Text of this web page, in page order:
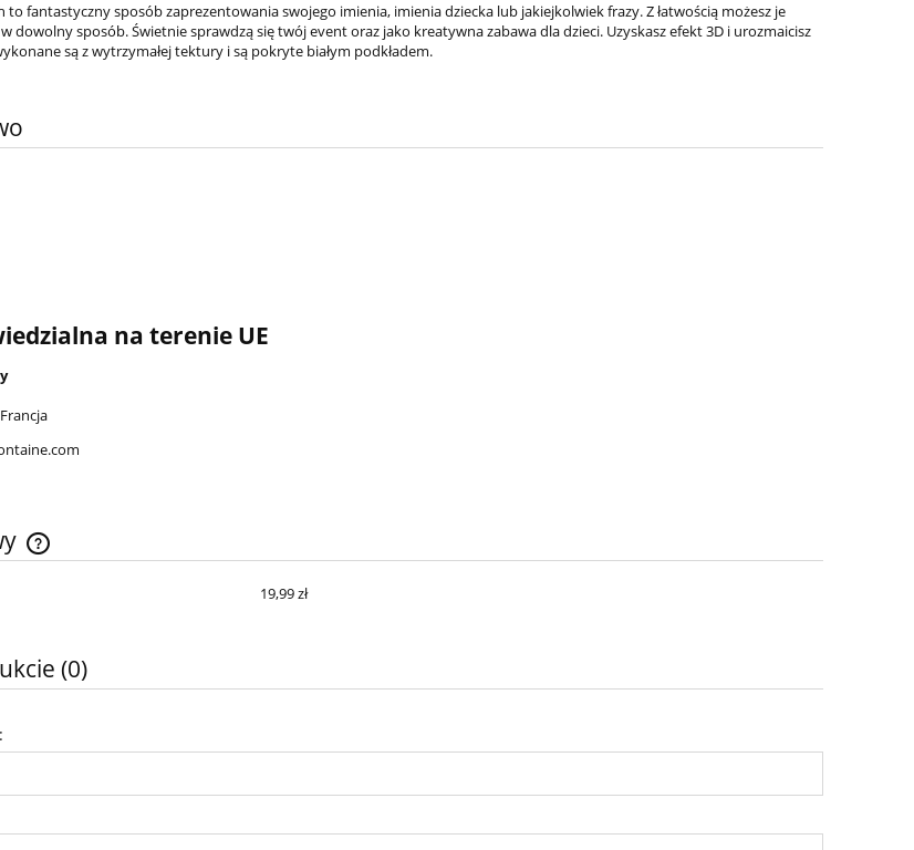
to fantastyczny sposób zaprezentowania swojego imienia, imienia dziecka lub jakiejkolwiek frazy. Z łatwością możesz je
dowolny sposób. Świetnie sprawdzą się twój event oraz jako kreatywna zabawa dla dzieci. Uzyskasz efekt 3D i urozmaicisz
są z wytrzymałej tektury i są pokryte białym podkładem.
na terenie UE
Cena nie zawiera ewentualnych kosztów
19,99 zł
(0)